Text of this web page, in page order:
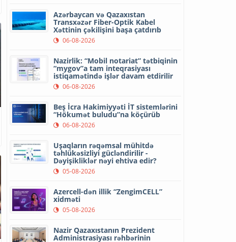
Azərbaycan və Qazaxıstan
Transxəzər Fiber-Optik Kabel
Xəttinin çəkilişini başa çatdırıb
06-08-2026
Nazirlik: “Mobil notariat” tətbiqinin
“mygov”a tam inteqrasiyası
istiqamətində işlər davam etdirilir
06-08-2026
Beş İcra Hakimiyyəti İT sistemlərini
“Hökumət buludu”na köçürüb
06-08-2026
Uşaqların rəqəmsal mühitdə
təhlükəsizliyi gücləndirilir -
Dəyişikliklər nəyi ehtiva edir?
05-08-2026
Azercell-dən illik “ZengimCELL”
xidməti
05-08-2026
Nazir Qazaxıstanın Prezident
Administrasiyası rəhbərinin